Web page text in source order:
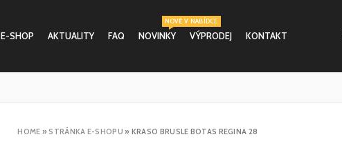
E-SHOP AKTUALITY FAQ NOVINKY
NOVĚ V NABÍDCE
VÝPRODEJ KONTAKT
HOME » STRÁNKA E-SHOPU » KRASO BRUSLE BOTAS REGINA 28